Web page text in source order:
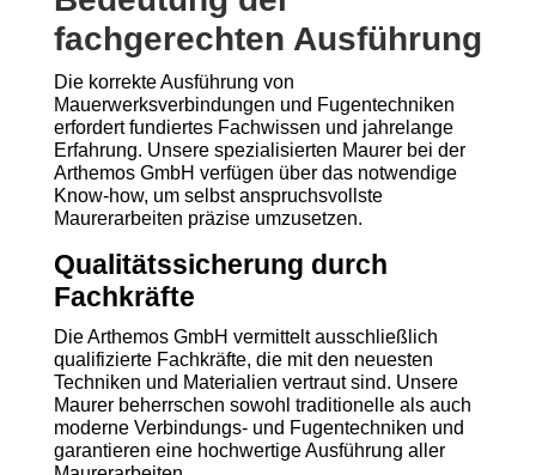
fachgerechten Ausführung
Die korrekte Ausführung von
Mauerwerksverbindungen und Fugentechniken
erfordert fundiertes Fachwissen und jahrelange
Erfahrung. Unsere spezialisierten Maurer bei der
Arthemos GmbH verfügen über das notwendige
Know-how, um selbst anspruchsvollste
Maurerarbeiten präzise umzusetzen.
Qualitätssicherung durch
Fachkräfte
Die Arthemos GmbH vermittelt ausschließlich
qualifizierte Fachkräfte, die mit den neuesten
Techniken und Materialien vertraut sind. Unsere
Maurer beherrschen sowohl traditionelle als auch
moderne Verbindungs- und Fugentechniken und
garantieren eine hochwertige Ausführung aller